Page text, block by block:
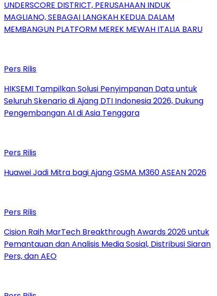
UNDERSCORE DISTRICT, PERUSAHAAN INDUK
MAGLIANO, SEBAGAI LANGKAH KEDUA DALAM
MEMBANGUN PLATFORM MEREK MEWAH ITALIA BARU
Pers Rilis
HIKSEMI Tampilkan Solusi Penyimpanan Data untuk
Seluruh Skenario di Ajang DTI Indonesia 2026, Dukung
Pengembangan AI di Asia Tenggara
Pers Rilis
Huawei Jadi Mitra bagi Ajang GSMA M360 ASEAN 2026
Pers Rilis
Cision Raih MarTech Breakthrough Awards 2026 untuk
Pemantauan dan Analisis Media Sosial, Distribusi Siaran
Pers, dan AEO